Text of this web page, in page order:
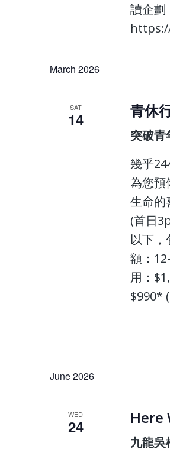
讀企
March 2026
SAT
14 青休
突破青
幾乎
為您預
生命的
(首日
以下，
額：
用：
$990*
June 2026
WED
24 Here
九龍吳